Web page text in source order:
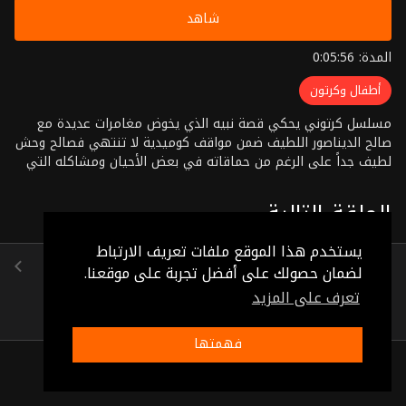
يستخدم هذا الموقع ملفات تعريف الارتباط
لضمان حصولك على أفضل تجربة على موقعنا.
تعرف على المزيد
فهمتها
شاهد
المدة: 0:05:56
أطفال وكرتون
مسلسل كرتوني يحكي قصة نبيه الذي يخوض مغامرات عديدة مع
صالح الديناصور اللطيف ضمن مواقف كوميدية لا تنتهي فصالح وحش
لطيف جداً على الرغم من حماقاته في بعض الأحيان ومشاكله التي
الحلقة التالية
الحلقة 29
(0:04:46)